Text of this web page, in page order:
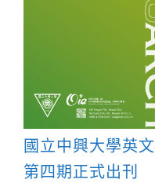
國立中興大學英
第四期正式出刊